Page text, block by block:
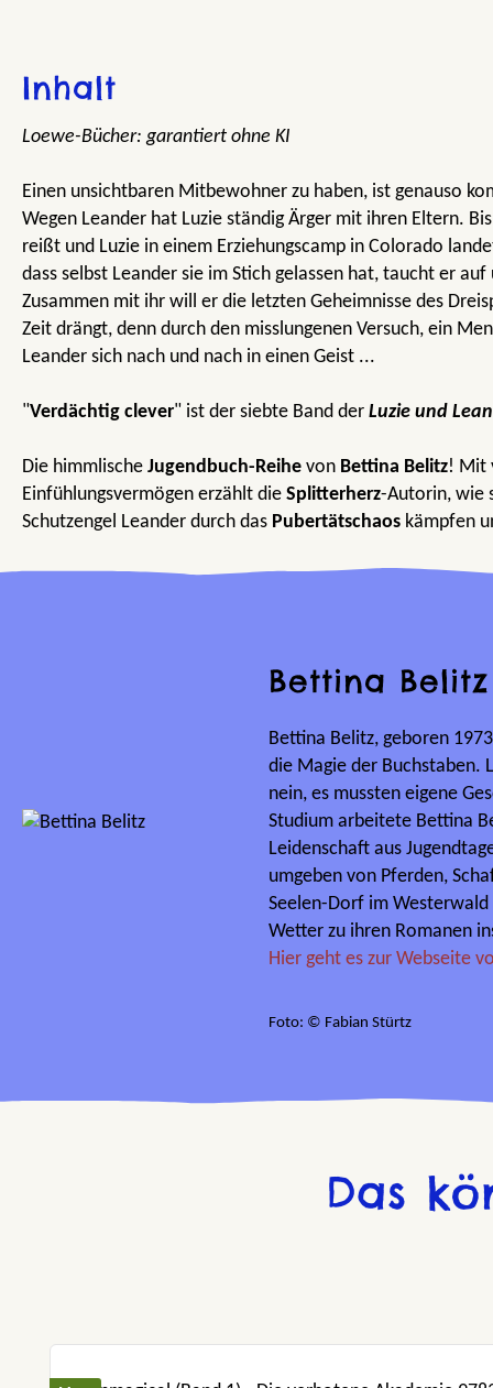
Inhalt
Loewe-Bücher: garantiert ohne KI
Einen unsichtbaren Mitbewohner zu haben, ist genauso
Wegen Leander hat Luzie ständig Ärger mit ihren Eltern.
reißt und Luzie in einem Erziehungscamp in Colorado
dass selbst Leander sie im Stich gelassen hat, taucht er
Zusammen mit ihr will er die letzten Geheimnisse des
Zeit drängt, denn durch den misslungenen Versuch, ein
Leander sich nach und nach in einen Geist ...
"Verdächtig clever" ist der siebte Band der Luzie und
Die himmlische Jugendbuch-Reihe von Bettina Belitz! Mit
Einfühlungsvermögen erzählt die Splitterherz-Autorin, wie
Schutzengel Leander durch das Pubertätschaos kämpfen
Bettina Belitz
Bettina Belitz, geboren
die Magie der Buchstaben.
nein, es mussten eigene
Studium arbeitete Bettina
Leidenschaft aus
umgeben von Pferden,
Seelen-Dorf im
Wetter zu ihren Romanen
Hier geht es zur Webseite
Foto: © Fabian Stürtz
Das